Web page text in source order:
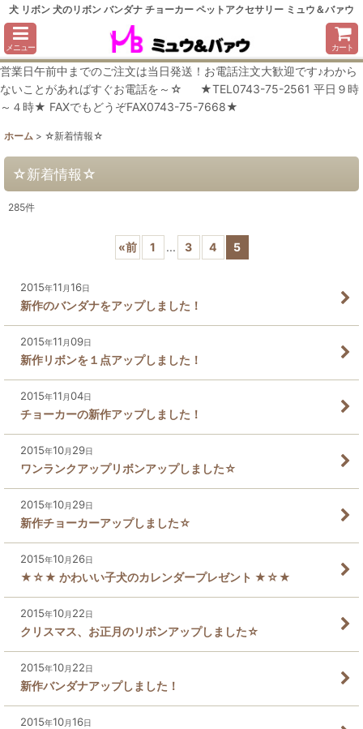
犬 リボン 犬のリボン バンダナ チョーカー ペットアクセサリー ミュウ＆バァウ
メニュー カート
営業日午前中までのご注文は当日発送！お電話注文大歓迎です♪わから
ないことがあればすぐお電話を～☆ ★TEL0743-75-2561 平日９時
～４時★ FAXでもどうぞFAX0743-75-7668★
ホーム > ☆新着情報☆
☆新着情報☆
285件
«前 1 ... 3 4 5
2015年11 月16日
新作のバンダナをアップしました！
2015年11 月09日
新作リボンを１点アップしました！
2015年11 月04日
チョーカーの新作アップしました！
2015年10月 29日
ワンランクアップリボンアップしました☆
2015年10月 29日
新作チョーカーアップしました☆
2015年10月 26日
★☆★ かわいい子犬のカレンダープレゼント ★☆★
2015年10月 22日
クリスマス、お正月のリボンアップしました☆
2015年10月 22日
新作バンダナアップしました！
2015年10月16日